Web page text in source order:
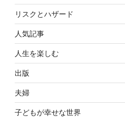
リスクとハザード
人気記事
人生を楽しむ
出版
夫婦
子どもが幸せな世界